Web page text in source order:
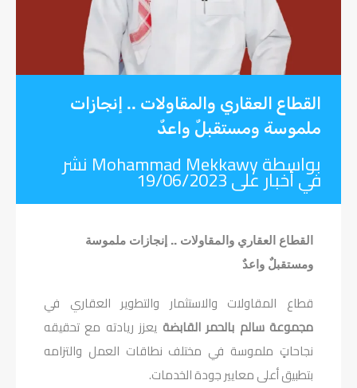
القطاع العقاري والمقاولات .. إنجازات
ملموسة ومستقبلٌ واعدٌ
بواسطةMohammad Mekkawy نشر فيأخبارعلى19/06/2023
القطاع العقاري والمقاولات .. إنجازات ملموسة
ومستقبلٌ واعدٌ
قطاع المقاولات والاستثمار والتطوير العقاري في
مجموعة سالم بالحمر القابضة يعزز ريادته مع تحقيقه
نجاحاتٍ ملموسة في مختلف نطاقات العمل والتزامه
بتطبيق أعلى معايير جودة الخدمات.